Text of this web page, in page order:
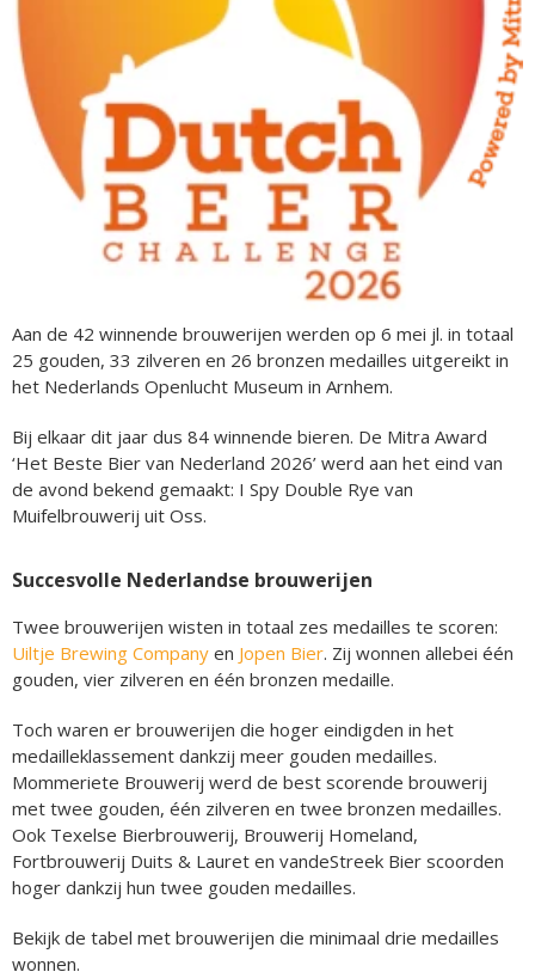
Aan de 42 winnende brouwerijen werden op 6 mei jl. in totaal
25 gouden, 33 zilveren en 26 bronzen medailles uitgereikt in
het Nederlands Openlucht Museum in Arnhem.
Bij elkaar dit jaar dus 84 winnende bieren. De Mitra Award
‘Het Beste Bier van Nederland 2026’ werd aan het eind van
de avond bekend gemaakt: I Spy Double Rye van
Muifelbrouwerij uit Oss.
Succesvolle Nederlandse brouwerijen
Twee brouwerijen wisten in totaal zes medailles te scoren:
Uiltje Brewing Company en Jopen Bier. Zij wonnen allebei één
gouden, vier zilveren en één bronzen medaille.
Toch waren er brouwerijen die hoger eindigden in het
medailleklassement dankzij meer gouden medailles.
Mommeriete Brouwerij werd de best scorende brouwerij
met twee gouden, één zilveren en twee bronzen medailles.
Ook Texelse Bierbrouwerij, Brouwerij Homeland,
Fortbrouwerij Duits & Lauret en vandeStreek Bier scoorden
hoger dankzij hun twee gouden medailles.
Bekijk de tabel met brouwerijen die minimaal drie medailles
wonnen.